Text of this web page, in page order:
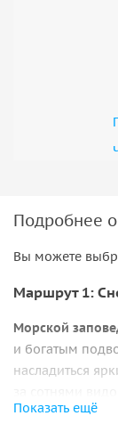
Подробнее
Вы можете
Маршрут 1:
Морской
и богатым
насладиться
среде.
Показать ещё